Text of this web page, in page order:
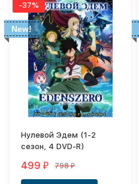
New!
-37%
Нулевой Эдем (1-2
сезон, 4 DVD-R)
499₽ 798₽